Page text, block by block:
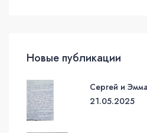
Новые публикации
Сергей и
21.05.2025